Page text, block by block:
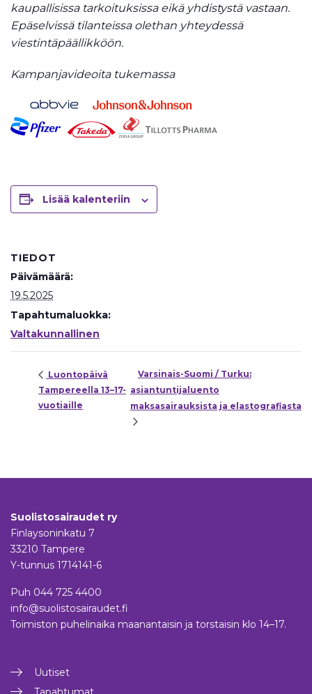
kaupallisissa tarkoituksissa eikä yhdistystä vastaan.
Epäselvissä tilanteissa olethan yhteydessä
viestintäpäällikköön.
Kampanjavideoita tukemassa
Lisää kalenteriin
TIEDOT
Päivämäärä:
19.5.2025
Tapahtumaluokka:
Valtakunnallinen
Luontopäivä
Tampereella 13–17-
vuotiaille
Varsinais-Suomi / Turku:
asiantuntijaluento
maksasairauksista ja elastografiasta
Suolistosairaudet ry
Finlaysoninkatu 7
33210 Tampere
Y-tunnus 1714141-6
Puh 044 725 4400
info@suolistosairaudet.fi
Toimiston puhelinaika maanantaisin ja torstaisin klo 14–17.
Uutiset